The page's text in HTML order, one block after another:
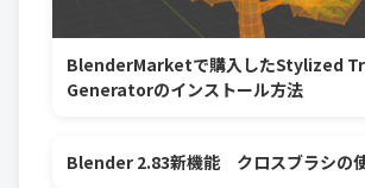
BlenderMarketで購入したStylized
Generatorのインストール方法
Blender 2.83新機能 クロスブラシの